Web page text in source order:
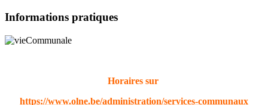
Informations pratiques
Horaires sur
https://www.olne.be/administration/services-communaux